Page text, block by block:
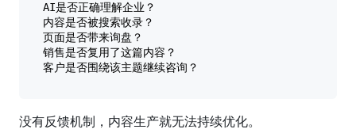
AI是否正确理解企业？
内容是否被搜索收录？
页面是否带来询盘？
销售是否复用了这篇内容？
没有反馈机制，内容生产就无法持续优化。